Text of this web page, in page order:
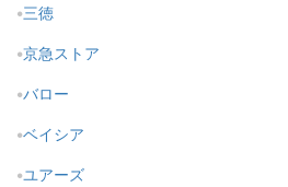
三徳
京急ストア
バロー
ベイシア
ユアーズ